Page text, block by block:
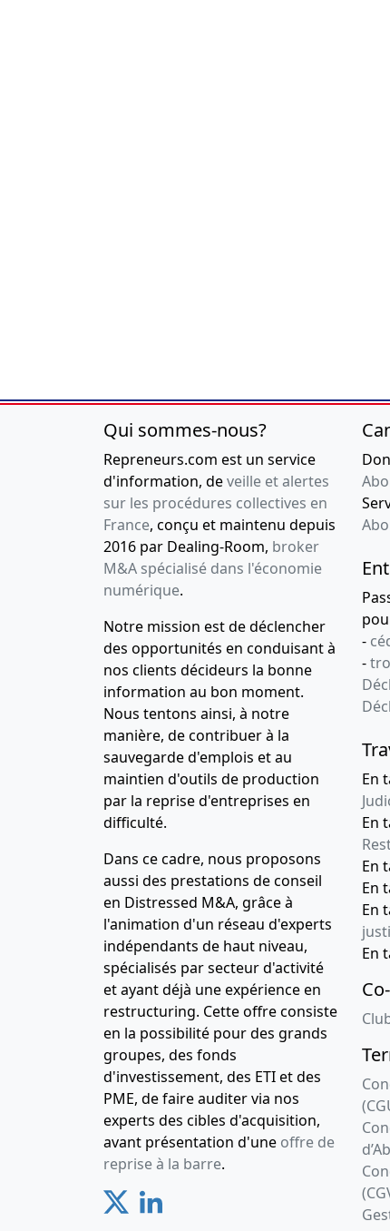
Qui sommes-nous?
Repreneurs.com est un service
d'information, deveille et alertes
sur les procédures collectives en
France, conçu et maintenu depuis
2016 par Dealing-Room, broker
M&A spécialisé dans l'économie
numérique.
Notre mission est de déclencher
des opportunités en conduisant à
nos clients décideurs la bonne
information au bon moment.
Nous tentons ainsi, à notre
manière, de contribuer à la
sauvegarde d'emplois et au
maintien d'outils de production
par la reprise d'entreprises en
difficulté.
Dans ce cadre, nous proposons
aussi des prestations de conseil
en Distressed M&A, grâce à
l'animation d'un réseau d'experts
indépendants de haut niveau,
spécialisés par secteur d'activité
et ayant déjà une expérience en
restructuring. Cette offre consiste
en la possibilité pour des grands
groupes, des fonds
d'investissement, des ETI et des
PME, de faire auditer via nos
experts des cibles d'acquisition,
avant présentation d'une offre de
reprise à la barre.
-
-
En
En
En
En
En
En